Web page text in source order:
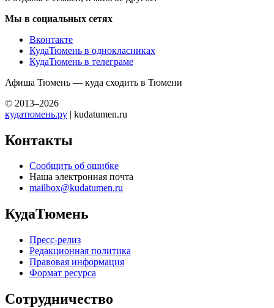
Мы в социальных сетях
Вконтакте
КудаТюмень в однокласниках
КудаТюмень в телеграме
Афиша Тюмень — куда сходить в Тюмени
© 2013–2026
кудатюмень.ру | kudatumen.ru
Контакты
Сообщить об ошибке
Наша электронная почта
mailbox@kudatumen.ru
КудаТюмень
Пресс-релиз
Редакционная политика
Правовая информация
Формат ресурса
Сотрудничество